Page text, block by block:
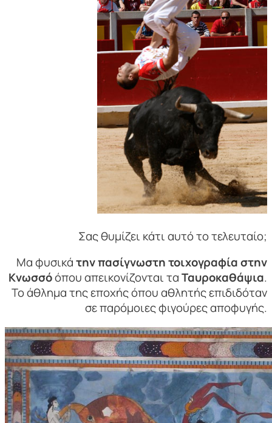
Σας θυμίζει κάτι αυτό το τελευταίο;
Μα φυσικάτην πασίγνωστη τοιχογραφία στην
Κνωσσόόπου απεικονίζονται ταΤαυροκαθάψια.
Το άθλημα της εποχής όπου αθλητής επιδιδόταν
σε παρόμοιες φιγούρες αποφυγής.